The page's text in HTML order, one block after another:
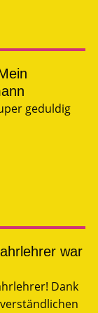
geduldig
war
Dank